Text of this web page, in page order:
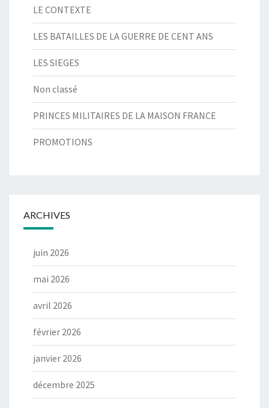
LE CONTEXTE
LES BATAILLES DE LA GUERRE DE CENT ANS
LES SIEGES
Non classé
PRINCES MILITAIRES DE LA MAISON FRANCE
PROMOTIONS
ARCHIVES
juin 2026
mai 2026
avril 2026
février 2026
janvier 2026
décembre 2025